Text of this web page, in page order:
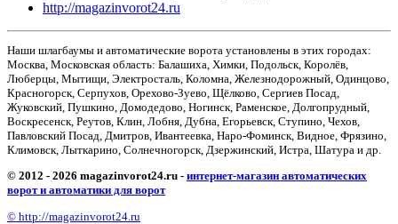
http://magazinvorot24.ru
Наши шлагбаумы и автоматические ворота установлены в этих городах:
Москва, Московская область: Балашиха, Химки, Подольск, Королёв,
Люберцы, Мытищи, Электросталь, Коломна, Железнодорожный, Одинцово,
Красногорск, Серпухов, Орехово-Зуево, Щёлково, Сергиев Посад,
Жуковский, Пушкино, Домодедово, Ногинск, Раменское, Долгопрудный,
Воскресенск, Реутов, Клин, Лобня, Дубна, Егорьевск, Ступино, Чехов,
Павловский Посад, Дмитров, Ивантеевка, Наро-Фоминск, Видное, Фрязино,
Климовск, Лыткарино, Солнечногорск, Дзержинский, Истра, Шатура и др.
© 2012 - 2026 magazinvorot24.ru - интернет-магазин автоматических
ворот и автоматики для ворот
© http://magazinvorot24.ru